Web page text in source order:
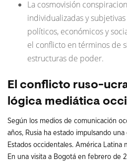
La cosmovisión
individualizadas y
políticos, económicos y
el conflicto en términos de
estructuras de poder.
El conflicto ruso-
lógica mediática
Según los medios de comunicación
años, Rusia ha estado impulsando
Estados occidentales. América Latina
En una visita a Bogotá en febrero de